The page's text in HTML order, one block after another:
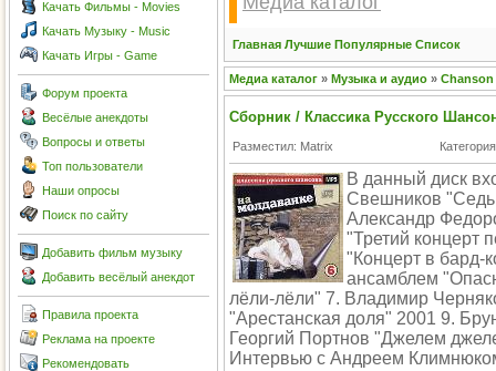
Качать Фильмы - Movies
Качать Музыку - Music
Качать Игры - Game
Форум проекта
Весёлые анекдоты
Вопросы и ответы
Топ пользователи
Наши опросы
Поиск по сайту
Добавить фильм музыку
Добавить весёлый анекдот
Правила проекта
Реклама на проекте
Рекомендовать
Главная Лучшие Популярные Список
Медиа каталог » Музыка и аудио » Chanson
Сборник / Классика Русского
Разместил: Matrix
В данный диск
Свешников
Александр
"Третий концерт
"Концерт в бард-
ансамблем
лёли-лёли" 7. Владимир
"Арестанская доля" 2001 9.
Георгий Портнов "Джелем
Интервью с Андреем